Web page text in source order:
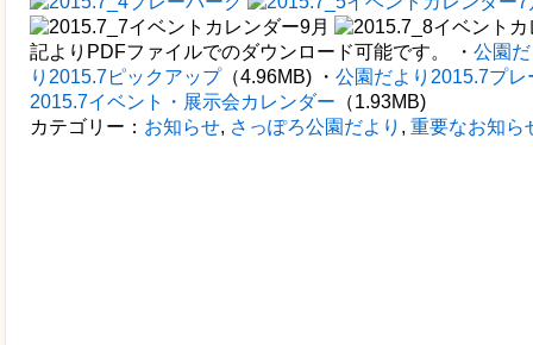
記よりPDFファイルでのダウンロード可能です。 ・ 公園
り2015.7ピックアップ（4.96MB) ・ 公園だより2015.7プレ
2015.7イベント・展示会カレンダー （1.93MB)
カテゴリー： お知らせ, さっぽろ公園だより , 重要なお知ら